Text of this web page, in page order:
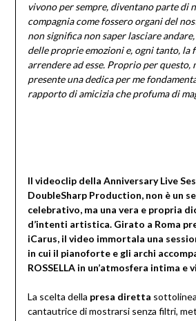
vivono per sempre, diventano parte di
compagnia come fossero organi del
non significa non saper lasciare
delle proprie emozioni e, ogni tanto, la
arrendere ad esse. Proprio per questo,
presente una dedica per me
rapporto di amicizia che profuma di
Il videoclip della Anniversary Live
DoubleSharp Production, non è un
celebrativo, ma una vera e propria
d’intenti artistica. Girato a Roma
iCarus, il video immortala una
in cui il pianoforte e gli archi
ROSSELLA in un’atmosfera intima e
La scelta della presa diretta
cantautrice di mostrarsi senza filtri,